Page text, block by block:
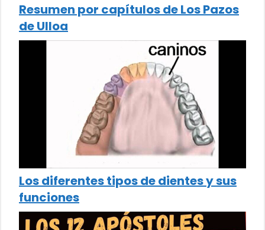
Resumen por capítulos de Los Pazos
de Ulloa
Los diferentes tipos de dientes y sus
funciones